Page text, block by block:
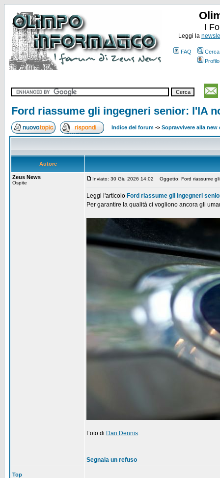
I
Leggi la
FAQ
Cerca
Profilo
Ford riassume gli ingegneri senior: l'IA
Indice del forum -> Sopravvivere alla new
Autore
Zeus News
Ospite
Inviato: 30 Giu 2026 14:02 Oggetto: Ford riassume
Leggi l'articolo Ford riassume gli ingegneri
Per garantire la qualità ci vogliono ancora gli
Foto di Dan Dennis.
Segnala un refuso
Top